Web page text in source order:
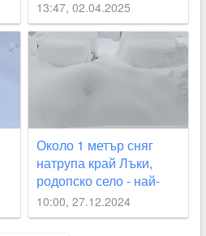
13:47, 02.04.2025
Около 1 метър сняг
натрупа край Лъки,
родопско село - най-
заснеженото у нас
10:00, 27.12.2024